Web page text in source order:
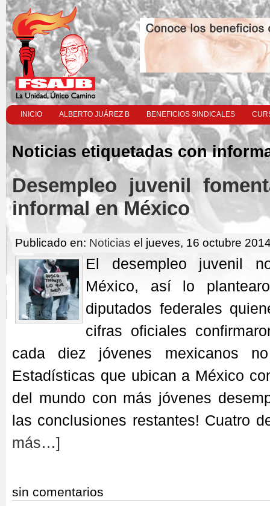
INICIO ALBERTO JUÁREZ B BENEFICIOS SINDICALES
Noticias etiquetadas con
Desempleo juvenil
informal en México
Publicado en: Noticias el jueves, 16 octubre
El desempleo juvenil
México, así lo
diputados federales
cifras oficiales
cada diez jóvenes mexicanos
Estadísticas que ubican a México
del mundo con más jóvenes
las conclusiones restantes! Cuatro
más…]
sin comentarios